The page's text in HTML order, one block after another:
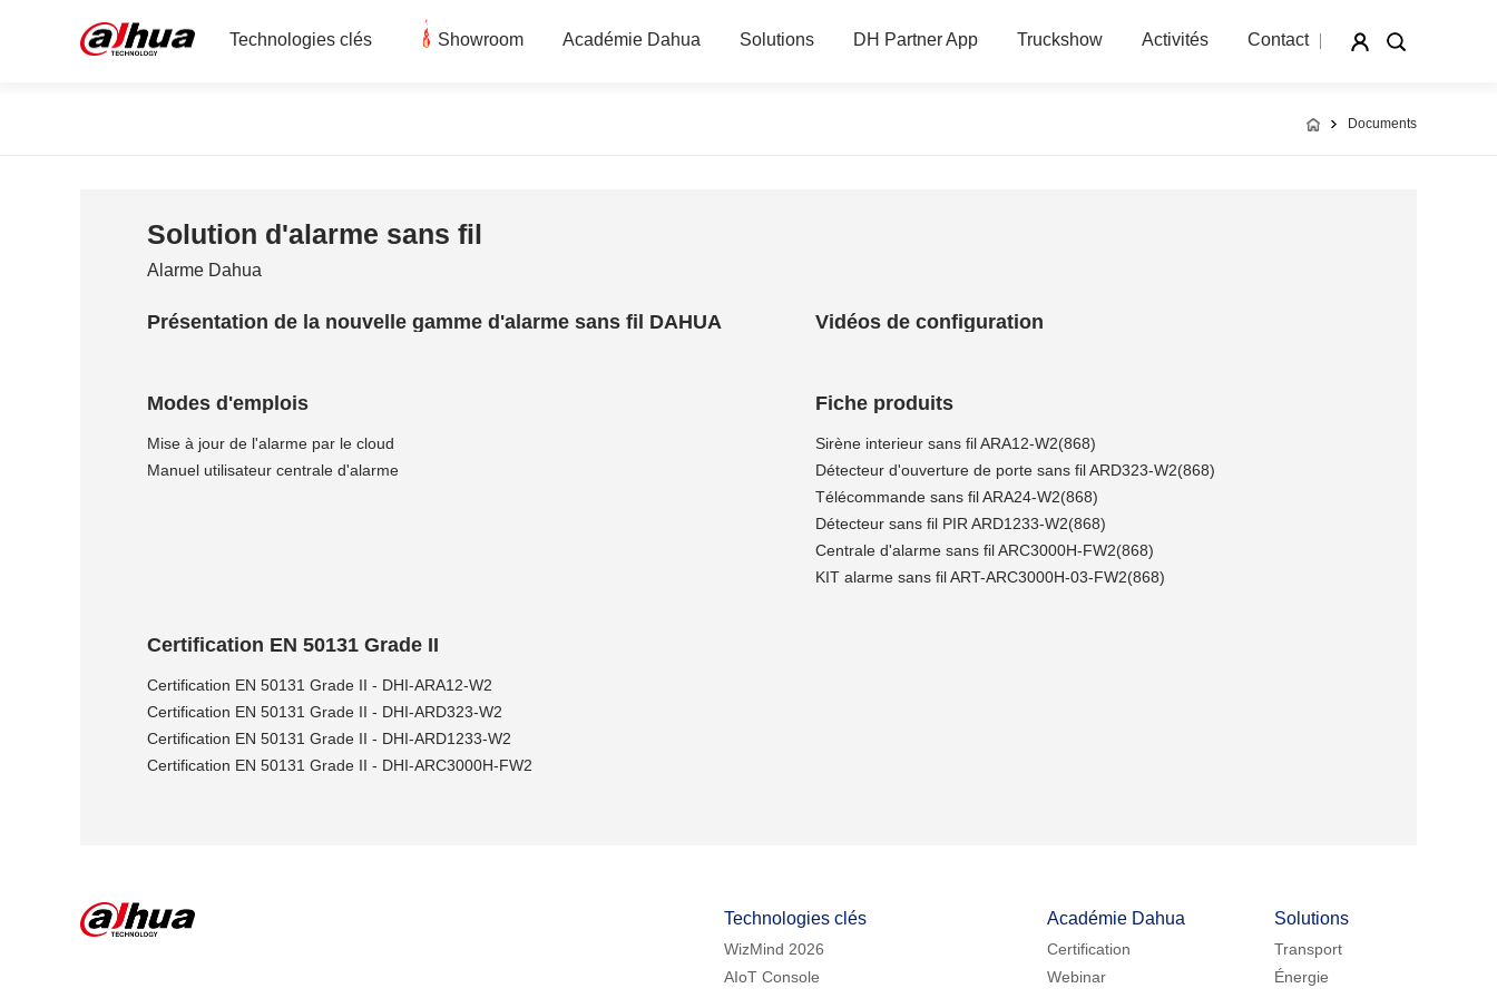
Technologies clés Showroom Académie Dahua Solutions DH Partner App Truckshow Activités Contact
Documents
Solution d'alarme sans fil
Alarme Dahua
Présentation de la nouvelle gamme d'alarme sans fil DAHUA Vidéos de configuration
Modes d'emplois
Mise à jour de l'alarme par le cloud
Manuel utilisateur centrale d'alarme
Fiche produits
Sirène interieur sans fil ARA12-W2(868)
Détecteur d'ouverture de porte sans fil ARD323-W2(868)
Télécommande sans fil ARA24-W2(868)
Détecteur sans fil PIR ARD1233-W2(868)
Centrale d'alarme sans fil ARC3000H-FW2(868)
KIT alarme sans fil ART-ARC3000H-03-FW2(868)
Certification EN 50131 Grade II
Certification EN 50131 Grade II - DHI-ARA12-W2
Certification EN 50131 Grade II - DHI-ARD323-W2
Certification EN 50131 Grade II - DHI-ARD1233-W2
Certification EN 50131 Grade II - DHI-ARC3000H-FW2
Technologies clés
WizMind 2026
AIoT Console
Académie Dahua
Certification
Webinar
Solutions
Transport
Énergie